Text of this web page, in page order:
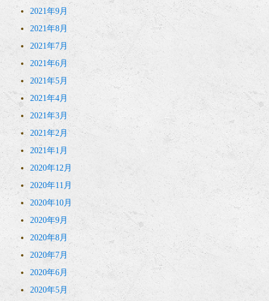
2021年9月
2021年8月
2021年7月
2021年6月
2021年5月
2021年4月
2021年3月
2021年2月
2021年1月
2020年12月
2020年11月
2020年10月
2020年9月
2020年8月
2020年7月
2020年6月
2020年5月